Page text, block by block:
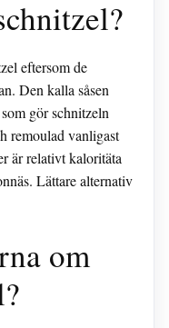
eftersom de
Den kalla såsen
gör schnitzeln
remoulad vanligast
är relativt kaloritäta
Lättare alternativ
om